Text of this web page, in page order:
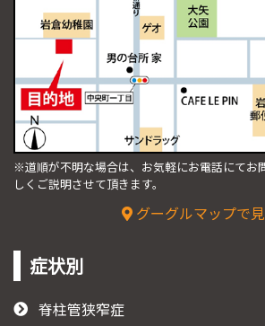
※道順が不明な場合は、お気軽にお電話にてお
しくご説明させて頂きます。
グーグルマップで
症状別
脊柱管狭窄症